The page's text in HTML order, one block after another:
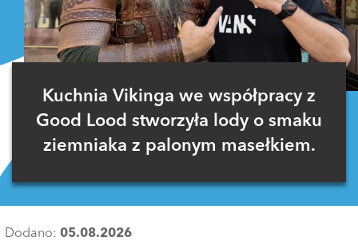
Kuchnia Vikinga we współpracy z
Good Lood stworzyła lody o smaku
ziemniaka z palonym masełkiem.
Dodano: 05.08.2026